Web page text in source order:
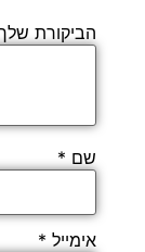
הביקורת
שם *
אימייל *